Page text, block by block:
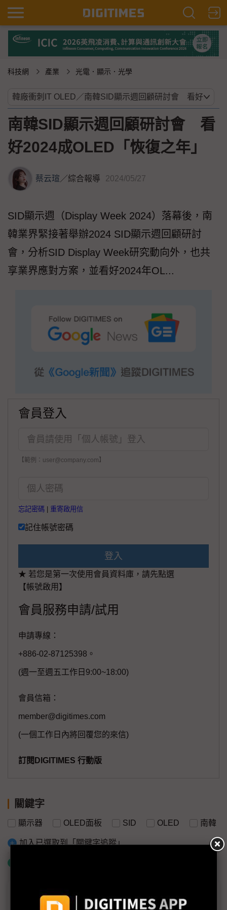
科技網 產業 光電．顯示．光學
南韓SID顯示週回顧研討會 看
好2024成OLED「恢復之年」
蔡云瑄／綜合報導 2024/05/27
SID顯示週（Display Week 2024）落幕後，南
韓業界緊接著舉辦2024 SID顯示週回顧研討
會，分析SID Display Week研究動向外，也共
享業界應對方案，並看好2024年OL...
會員登入
【範例：user@company.com】
忘記密碼 重寄啟用信
記住帳號密碼
登入
★ 若您是第一次使用會員資料庫，請先點選
【帳號啟用】
會員服務申請/試用
申請專線：
+886-02-87125398。
(週一至週五工作日9:00~18:00)
會員信箱：
member@digitimes.com
(一個工作日內將回覆您的來信)
訂閱DIGITIMES 行動版
關鍵字
顯示器 OLED面板 SID OLED 南韓
加入已選取到「關鍵字追蹤」
議題精選－韓廠衝刺IT OLED